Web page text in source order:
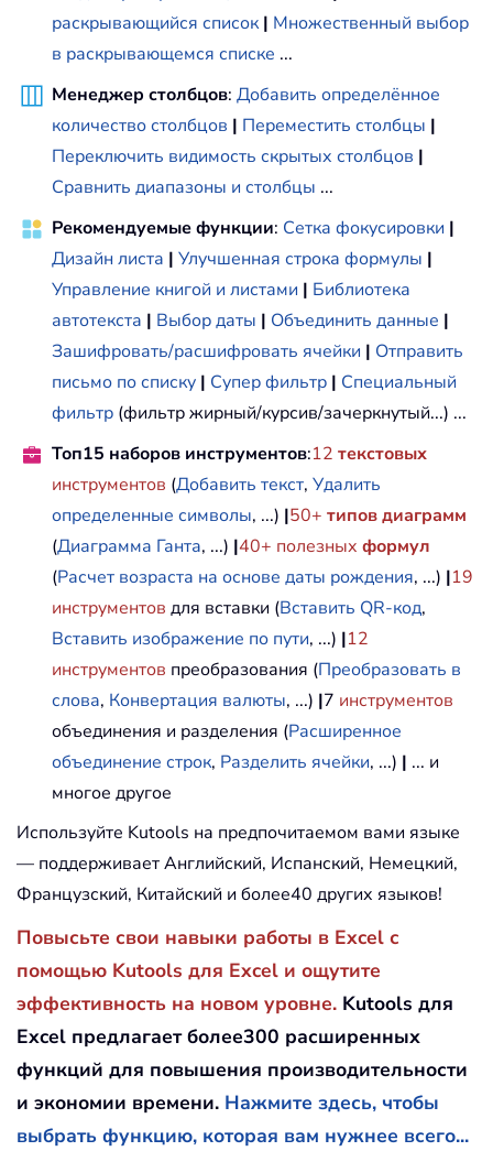
раскрывающийся список | Множественный выбор
в раскрывающемся списке ...
Менеджер столбцов: Добавить определённое
количество столбцов | Переместить столбцы |
Переключить видимость скрытых столбцов |
Сравнить диапазоны и столбцы ...
Рекомендуемые функции: Сетка фокусировки |
Дизайн листа | Улучшенная строка формулы |
Управление книгой и листами | Библиотека
автотекста | Выбор даты | Объединить данные |
Зашифровать/расшифровать ячейки | Отправить
письмо по списку | Супер фильтр | Специальный
фильтр (фильтр жирный/курсив/зачеркнутый...) ...
Топ15 наборов инструментов:12 текстовых
инструментов (Добавить текст, Удалить
определенные символы, ...) |50+ типов диаграмм
(Диаграмма Ганта, ...) |40+ полезных формул
(Расчет возраста на основе даты рождения, ...) |19
инструментов для вставки (Вставить QR-код,
Вставить изображение по пути, ...) |12
инструментов преобразования (Преобразовать в
слова, Конвертация валюты, ...) |7 инструментов
объединения и разделения (Расширенное
объединение строк, Разделить ячейки, ...) | ... и
многое другое
Используйте Kutools на предпочитаемом вами языке
— поддерживает Английский, Испанский, Немецкий,
Французский, Китайский и более40 других языков!
Повысьте свои навыки работы в Excel с
помощью Kutools для Excel и ощутите
эффективность на новом уровне. Kutools для
Excel предлагает более300 расширенных
функций для повышения производительности
и экономии времени. Нажмите здесь, чтобы
выбрать функцию, которая вам нужнее всего...